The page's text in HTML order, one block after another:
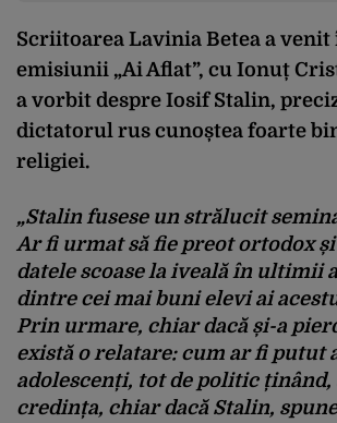
Scriitoarea Lavinia Betea a
emisiunii „Ai Aflat”, cu Ionuț
a vorbit despre Iosif Stalin,
dictatorul rus cunoștea foarte
religiei.
„Stalin fusese un strălucit
Ar fi urmat să fie preot ortodox și
datele scoase la iveală în ultimii
dintre cei mai buni elevi ai
Prin urmare, chiar dacă și-a
există o relatare: cum ar fi putut
adolescenți, tot de politic ținând,
credința, chiar dacă Stalin,